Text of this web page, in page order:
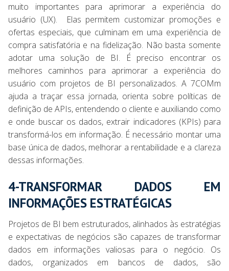
muito importantes para aprimorar a experiência do
usuário (UX). Elas permitem customizar promoções e
ofertas especiais, que culminam em uma experiência de
compra satisfatória e na fidelização. Não basta somente
adotar uma solução de BI. É preciso encontrar os
melhores caminhos para aprimorar a experiência do
usuário com projetos de BI personalizados. A 7COMm
ajuda a traçar essa jornada, orienta sobre políticas de
definição de APIs, entendendo o cliente e auxiliando como
e onde buscar os dados, extrair indicadores (KPIs) para
transformá-los em informação. É necessário montar uma
base única de dados, melhorar a rentabilidade e a clareza
dessas informações.
4-TRANSFORMAR DADOS EM
INFORMAÇÕES ESTRATÉGICAS
Projetos de BI bem estruturados, alinhados às estratégias
e expectativas de negócios são capazes de transformar
dados em informações valiosas para o negócio. Os
dados, organizados em bancos de dados, são